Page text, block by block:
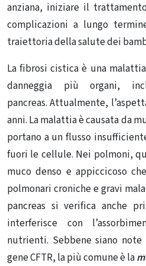
anziana, iniziare il
complicazioni a lungo
traiettoria della salute dei
La fibrosi cistica è una
danneggia più organi,
pancreas. Attualmente,
anni. La malattia è causata da
portano a un flusso
fuori le cellule. Nei polmoni,
muco denso e appiccicoso
polmonari croniche e gravi
pancreas si verifica anche
interferisce con
nutrienti. Sebbene siano
gene CFTR, la più comune è la